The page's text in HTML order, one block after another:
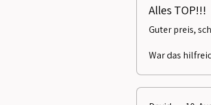
Alles TOP!!!
Guter preis,
War das